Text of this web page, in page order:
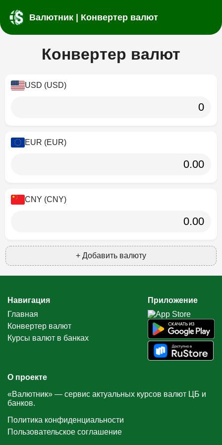
Валютник | Конвертер валют
Конвертер валют
USD (USD)
EUR (EUR)
CNY (CNY)
+ Добавить валюту
Навигация
Главная
Конвертер валют
Курсы валют в банках
Приложение
О проекте
«Валютник» — сервис актуальных курсов валют ЦБ и
банков.
Политика конфиденциальности
Пользовательское соглашение